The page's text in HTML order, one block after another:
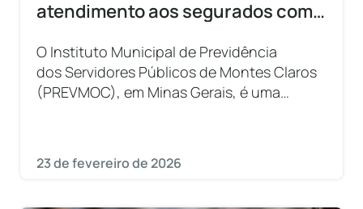
atendimento aos segurados com a
O Instituto Municipal de Previdência
dos Servidores Públicos de Montes Claros
(PREVMOC), em Minas Gerais, é uma
23 de fevereiro de 2026